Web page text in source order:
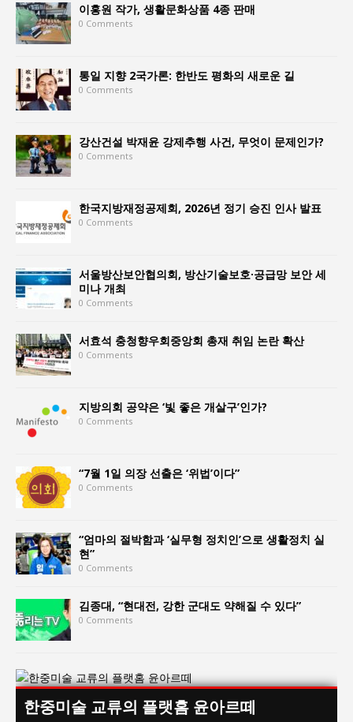
이홍원 작가, 생활문화상품 4종 판매
0 Comments
통일 지향 2국가론: 한반도 평화의 새로운 길
0 Comments
강산건설 박재윤 강제추행 사건, 무엇이 문제인가?
0 Comments
한국지방재정공제회, 2026년 정기 승진 인사 발표
0 Comments
서울방산보안협의회, 방산기술보호·공급망 보안 세
미나 개최
0 Comments
서효석 충청향우회중앙회 총재 취임 논란 확산
0 Comments
지방의회 공약은 ‘빛 좋은 개살구’인가?
0 Comments
“7월 1일 의장 선출은 ‘위법’이다”
0 Comments
“엄마의 절박함과 ‘실무형 정치인’으로 생활정치 실
현”
0 Comments
김종대, “현대전, 강한 군대도 약해질 수 있다”
0 Comments
한중미술 교류의 플랫홈 윤아르떼